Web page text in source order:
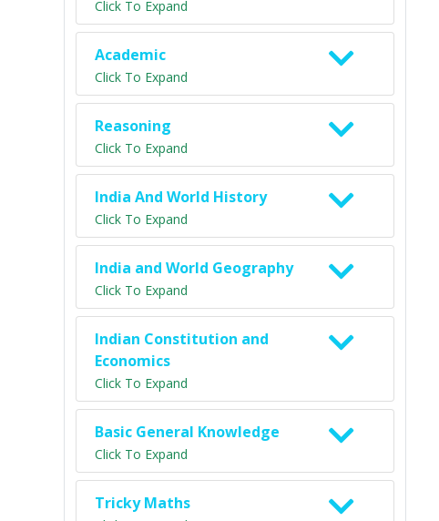
Click To Expand
Academic
Click To Expand
Reasoning
Click To Expand
India And World History
Click To Expand
India and World Geography
Click To Expand
Indian Constitution and
Economics
Click To Expand
Basic General Knowledge
Click To Expand
Tricky Maths